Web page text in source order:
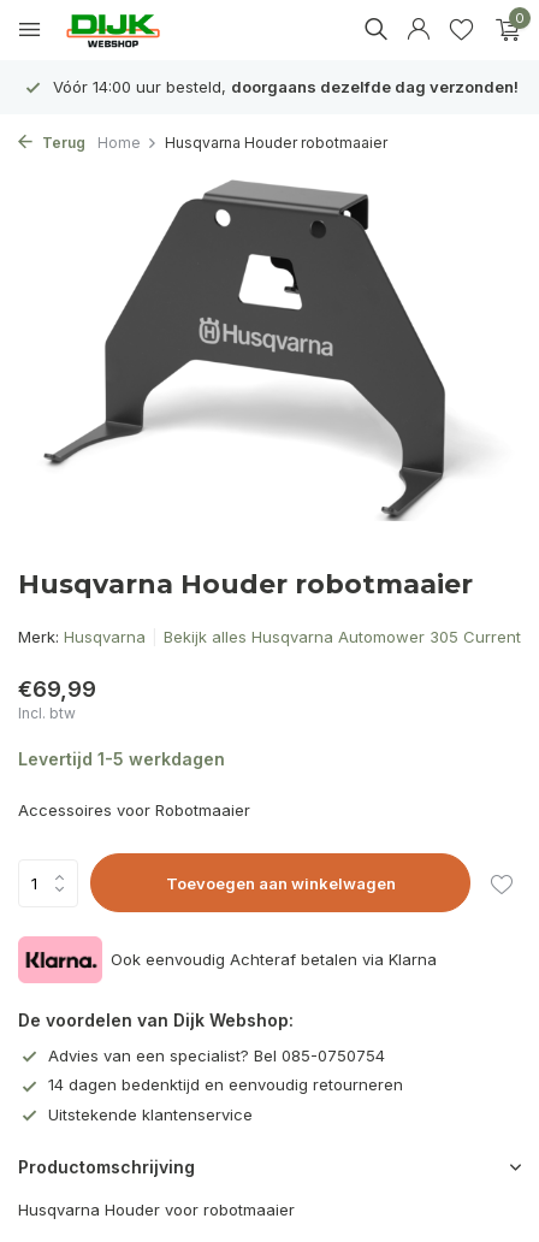
0
Vóór 14:00 uur besteld, doorgaans dezelfde dag verzonden!
Terug Home Husqvarna Houder robotmaaier
Husqvarna Houder robotmaaier
Merk: Husqvarna Bekijk alles Husqvarna Automower 305 Current
€69,99
Incl. btw
Levertijd 1-5 werkdagen
Accessoires voor Robotmaaier
Toevoegen aan winkelwagen
Ook eenvoudig Achteraf betalen via Klarna
De voordelen van Dijk Webshop:
Advies van een specialist? Bel 085-0750754
14 dagen bedenktijd en eenvoudig retourneren
Uitstekende klantenservice
Productomschrijving
Husqvarna Houder voor robotmaaier